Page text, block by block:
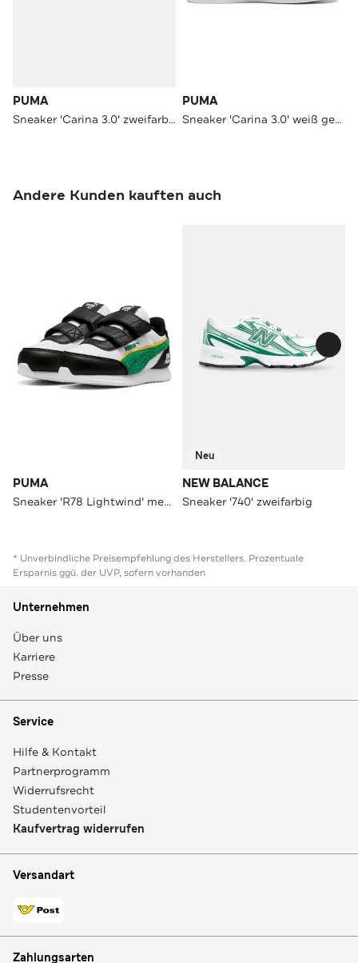
PUMA
Sneaker 'Carina 3.0' zweifarbig
PUMA
Sneaker 'Carina 3.0' weiß gemustert
Andere Kunden kauften auch
PUMA
Sneaker 'R78 Lightwind' mehrfarbig
Neu
NEW BALANCE
Sneaker '740' zweifarbig
* Unverbindliche Preisempfehlung des Herstellers. Prozentuale
Ersparnis ggü. der UVP, sofern vorhanden
Unternehmen
Über uns
Karriere
Presse
Service
Hilfe & Kontakt
Partnerprogramm
Widerrufsrecht
Studentenvorteil
Kaufvertrag widerrufen
Versandart
Zahlungsarten